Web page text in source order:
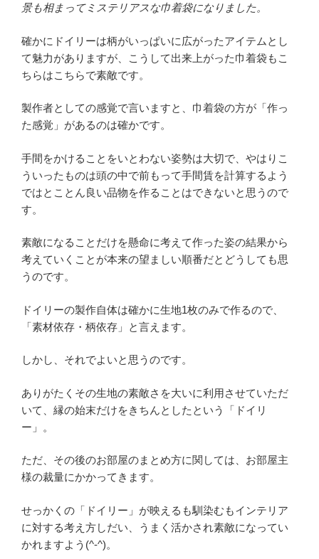
景も相まってミステリアスな巾着袋になりました。
確かにドイリーは柄がいっぱいに広がったアイテムとし
て魅力がありますが、こうして出来上がった巾着袋もこ
ちらはこちらで素敵です。
製作者としての感覚で言いますと、巾着袋の方が「作っ
た感覚」があるのは確かです。
手間をかけることをいとわない姿勢は大切で、やはりこ
ういったものは頭の中で前もって手間賃を計算するよう
ではとことん良い品物を作ることはできないと思うので
す。
素敵になることだけを懸命に考えて作った姿の結果から
考えていくことが本来の望ましい順番だとどうしても思
うのです。
ドイリーの製作自体は確かに生地1枚のみで作るので、
「素材依存・柄依存」と言えます。
しかし、それでよいと思うのです。
ありがたくその生地の素敵さを大いに利用させていただ
いて、縁の始末だけをきちんとしたという「ドイリ
ー」。
ただ、その後のお部屋のまとめ方に関しては、お部屋主
様の裁量にかかってきます。
せっかくの「ドイリー」が映えるも馴染むもインテリア
に対する考え方しだい、うまく活かされ素敵になってい
かれますよう(^-^)。